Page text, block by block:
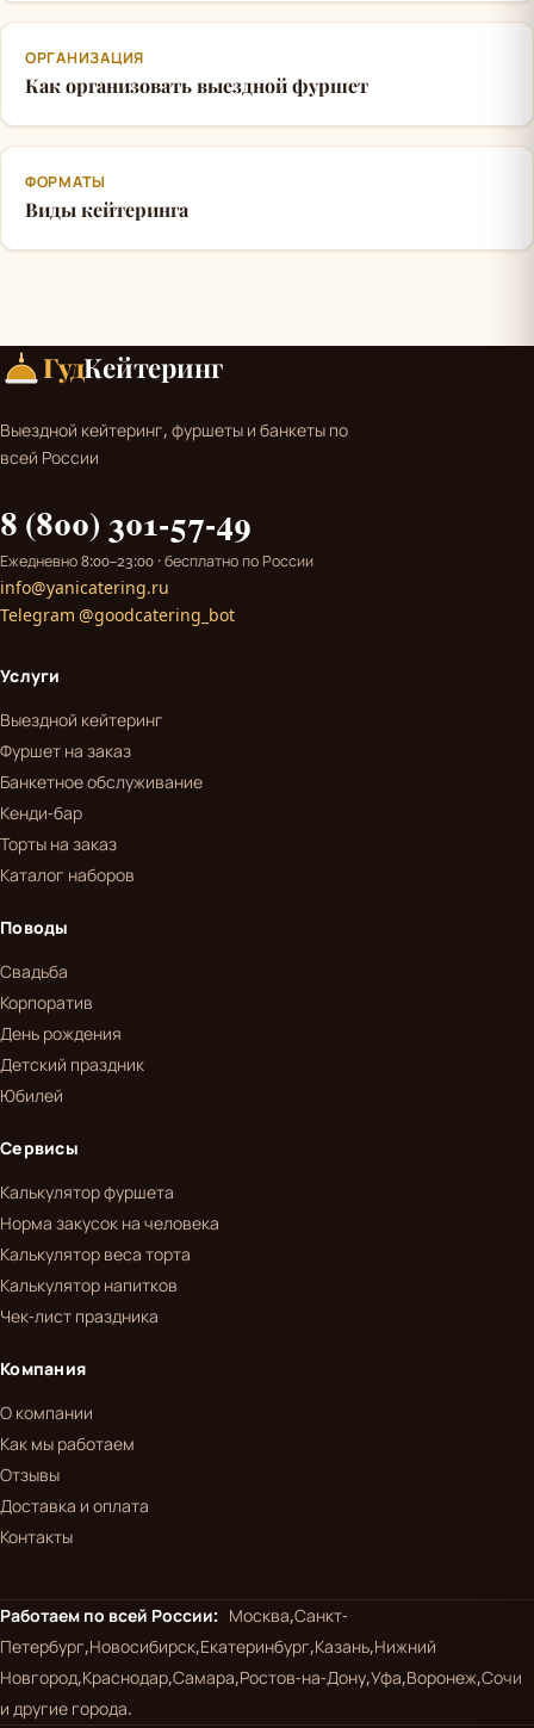
ОРГАНИЗАЦИЯ
Как организовать выездной фуршет
ФОРМАТЫ
Виды кейтеринга
ГудКейтеринг
Выездной кейтеринг, фуршеты и банкеты по
всей России
8 (800) 301-57-49
Ежедневно 8:00–23:00 · бесплатно по России
info@yanicatering.ru
Telegram @goodcatering_bot
Услуги
Выездной кейтеринг
Фуршет на заказ
Банкетное обслуживание
Кенди-бар
Торты на заказ
Каталог наборов
Поводы
Свадьба
Корпоратив
День рождения
Детский праздник
Юбилей
Сервисы
Калькулятор фуршета
Норма закусок на человека
Калькулятор веса торта
Калькулятор напитков
Чек-лист праздника
Компания
О компании
Как мы работаем
Отзывы
Доставка и оплата
Контакты
Работаем по всей России: Москва,Санкт-
Петербург,Новосибирск,Екатеринбург,Казань,Нижний
Новгород,Краснодар,Самара,Ростов-на-Дону,Уфа,Воронеж,Сочи
и другие города.